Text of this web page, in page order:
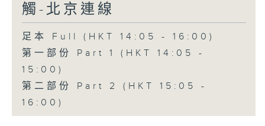
觸-北京連線
足本 Full (HKT 14:05 - 16:00)
第一部份 Part 1 (HKT 14:05 -
15:00)
第二部份 Part 2 (HKT 15:05 -
16:00)